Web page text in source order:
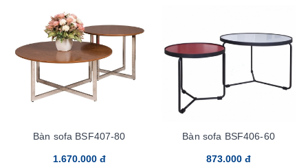
Bàn sofa BSF407-80
1.670.000 đ
Bàn sofa BSF406-60
873.000 đ